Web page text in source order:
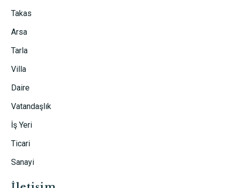
Takas
Arsa
Tarla
Villa
Daire
Vatandaşlık
İş Yeri
Ticari
Sanayi